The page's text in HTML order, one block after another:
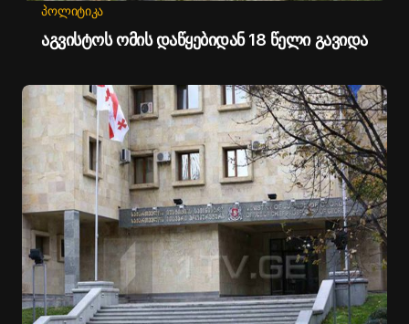
ᲞᲝᲚᲘᲢᲘᲙᲐ
აგვისტოს ომის დაწყებიდან 18 წელი გავიდა